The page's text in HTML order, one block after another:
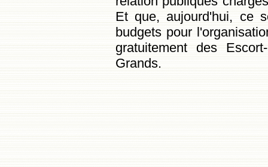
Et que, aujourd'hui, ce
budgets pour
gratuitement des
Grands.